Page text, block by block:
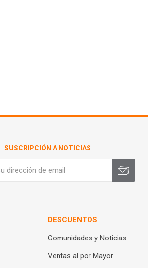
SUSCRIPCIÓN A NOTICIAS
DESCUENTOS
Comunidades y Noticias
Ventas al por Mayor